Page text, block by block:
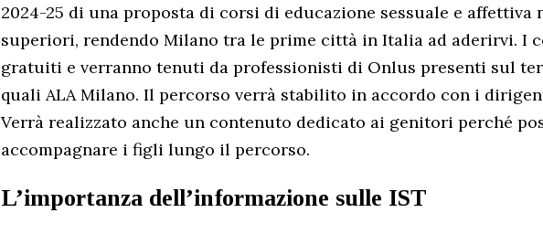
2024-25 di una proposta di corsi di educazione sessuale e affettiva
superiori, rendendo Milano tra le prime città in Italia ad aderirvi. I
gratuiti e verranno tenuti da professionisti di Onlus presenti sul
quali ALA Milano. Il percorso verrà stabilito in accordo con i
Verrà realizzato anche un contenuto dedicato ai genitori perché
accompagnare i figli lungo il percorso.
L’importanza dell’informazione sulle IST